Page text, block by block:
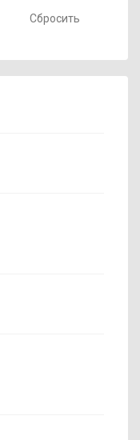
Сбросить